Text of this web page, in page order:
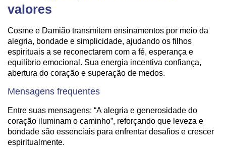
valores
Cosme e Damião transmitem ensinamentos por meio da
alegria, bondade e simplicidade, ajudando os filhos
espirituais a se reconectarem com a fé, esperança e
equilíbrio emocional. Sua energia incentiva confiança,
abertura do coração e superação de medos.
Mensagens frequentes
Entre suas mensagens: “A alegria e generosidade do
coração iluminam o caminho”, reforçando que leveza e
bondade são essenciais para enfrentar desafios e crescer
espiritualmente.